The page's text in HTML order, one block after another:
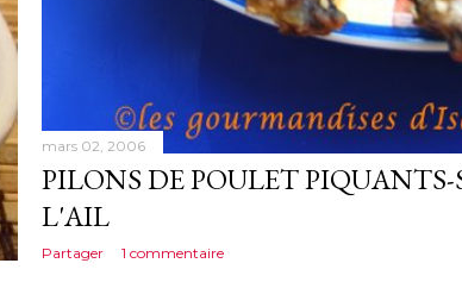
mars 02, 2006
PILONS DE POULET PIQUANTS-
L'AIL
Partager 1 commentaire